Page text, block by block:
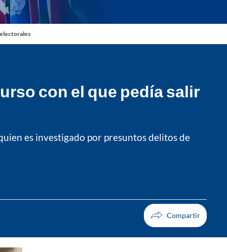
con el que pedía salir
es investigado por presuntos delitos de